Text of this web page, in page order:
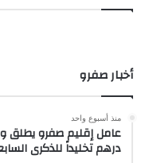
أخبار صفرو
منذ أسبوع واحد
درهم تخليداً للذكرى